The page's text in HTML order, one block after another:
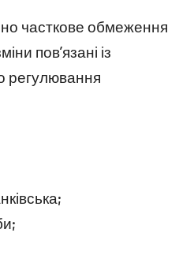
часткове обмеження
пов’язані із
регулювання